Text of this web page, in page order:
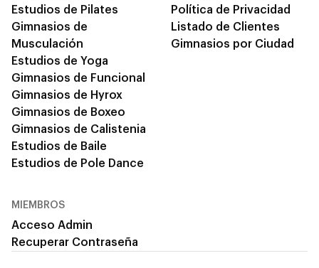
Estudios de Pilates
Gimnasios de
Musculación
Estudios de Yoga
Gimnasios de Funcional
Gimnasios de Hyrox
Gimnasios de Boxeo
Gimnasios de Calistenia
Estudios de Baile
Estudios de Pole Dance
Política de Privacidad
Listado de Clientes
Gimnasios por Ciudad
MIEMBROS
Acceso Admin
Recuperar Contraseña